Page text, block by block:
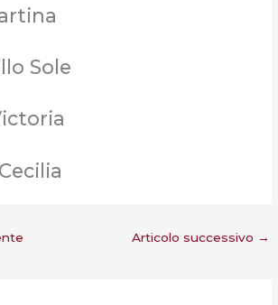
Sole
Articolo successivo →